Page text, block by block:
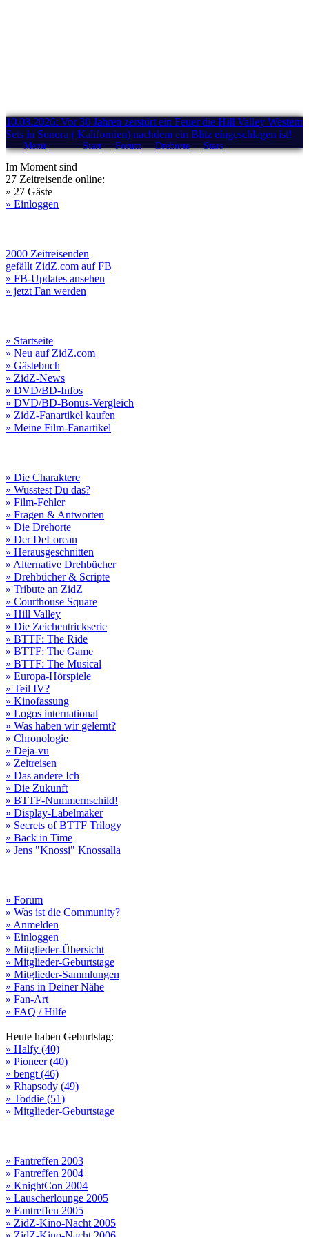
10.08.2026: Vor 30 Jahren zerstört ein Feuer die Hill Valley Western
Sets in Sonora ( Kalifornien) nachdem ein Blitz eingeschlagen ist!
Menü Start Forum Drehorte Stars
Im Moment sind
27 Zeitreisende online:
» 27 Gäste
» Einloggen
2000 Zeitreisenden
gefällt ZidZ.com auf FB
» FB-Updates ansehen
» jetzt Fan werden
» Startseite
» Neu auf ZidZ.com
» Gästebuch
» ZidZ-News
» DVD/BD-Infos
» DVD/BD-Bonus-Vergleich
» ZidZ-Fanartikel kaufen
» Meine Film-Fanartikel
» Die Charaktere
» Wusstest Du das?
» Film-Fehler
» Fragen & Antworten
» Die Drehorte
» Der DeLorean
» Herausgeschnitten
» Alternative Drehbücher
» Drehbücher & Scripte
» Tribute an ZidZ
» Courthouse Square
» Hill Valley
» Die Zeichentrickserie
» BTTF: The Ride
» BTTF: The Game
» BTTF: The Musical
» Europa-Hörspiele
» Teil IV?
» Kinofassung
» Logos international
» Was haben wir gelernt?
» Chronologie
» Deja-vu
» Zeitreisen
» Das andere Ich
» Die Zukunft
» BTTF-Nummernschild!
» Display-Labelmaker
» Secrets of BTTF Trilogy
» Back in Time
» Jens "Knossi" Knossalla
» Forum
» Was ist die Community?
» Anmelden
» Einloggen
» Mitglieder-Übersicht
» Mitglieder-Geburtstage
» Mitglieder-Sammlungen
» Fans in Deiner Nähe
» Fan-Art
» FAQ / Hilfe
Heute haben Geburtstag:
» Halfy (40)
» Pioneer (40)
» bengt (46)
» Rhapsody (49)
» Toddie (51)
» Mitglieder-Geburtstage
» Fantreffen 2003
» Fantreffen 2004
» KnightCon 2004
» Lauscherlounge 2005
» Fantreffen 2005
» ZidZ-Kino-Nacht 2005